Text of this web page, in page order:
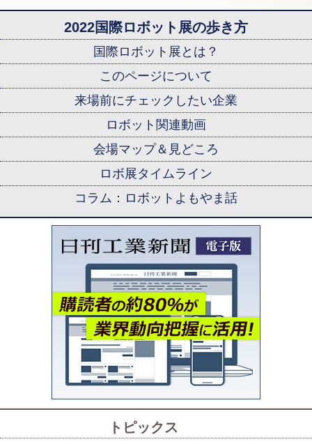
2022国際ロボット展の歩き方
国際ロボット展とは？
このページについて
来場前にチェックしたい企業
ロボット関連動画
会場マップ＆見どころ
ロボ展タイムライン
コラム：ロボットよもやま話
トピックス